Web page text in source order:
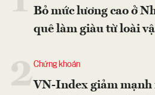
Bỏ mức lương cao ở
quê làm giàu từ loài
2Chứng khoán
VN-Index giảm mạnh